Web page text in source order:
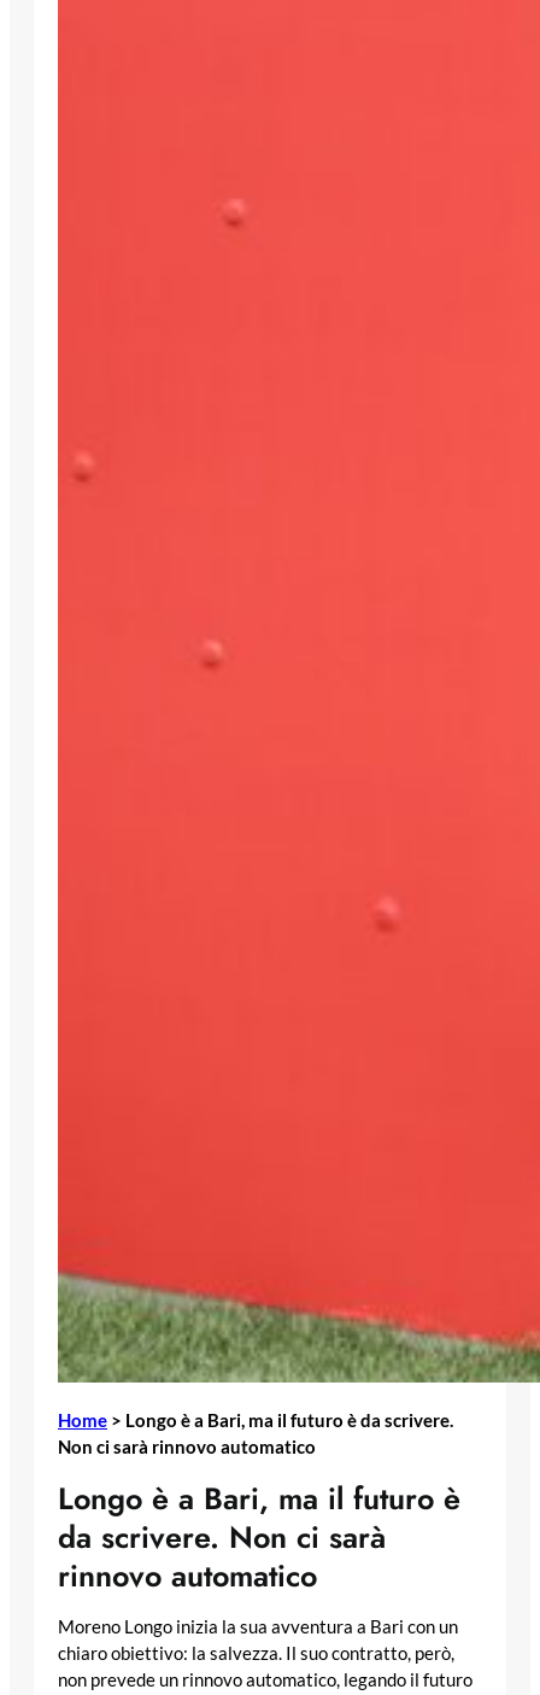
Home > Longo è a Bari, ma il futuro è da scrivere.
Non ci sarà rinnovo automatico
Longo è a Bari, ma il futuro è
da scrivere. Non ci sarà
rinnovo automatico
Moreno Longo inizia la sua avventura a Bari con un
chiaro obiettivo: la salvezza. Il suo contratto, però,
non prevede un rinnovo automatico, legando il futuro